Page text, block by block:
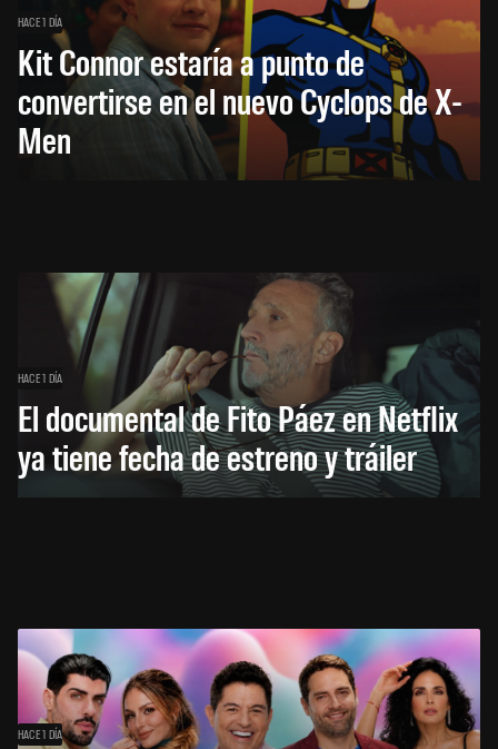
HACE 1 DÍA
Kit Connor estaría a punto de
convertirse en el nuevo Cyclops de X-
Men
HACE 1 DÍA
El documental de Fito Páez en Netflix
ya tiene fecha de estreno y tráiler
HACE 1 DÍA